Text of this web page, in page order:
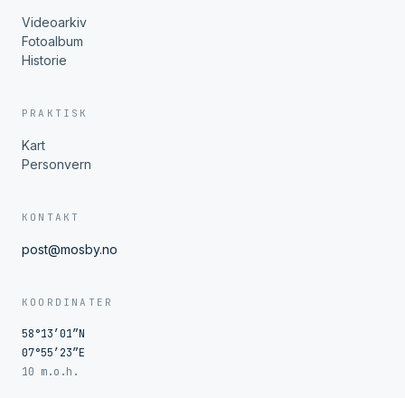
Videoarkiv
Fotoalbum
Historie
PRAKTISK
Kart
Personvern
KONTAKT
post@mosby.no
KOORDINATER
58°13′01″N
07°55′23″E
10 m.o.h.